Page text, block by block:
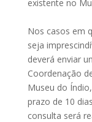
existente no
Nos casos em
seja
deverá enviar
Coordenação
Museu do
prazo de 10
consulta será